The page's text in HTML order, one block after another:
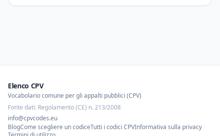
Elenco CPV
Vocabolario comune per gli appalti pubblici (CPV)
Fonte dati: Regolamento (CE) n. 213/2008
info@cpvcodes.eu
BlogCome scegliere un codiceTutti i codici CPVInformativa sulla privacy